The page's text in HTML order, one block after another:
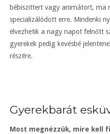
bébiszittert vagy animátort, ma
specializálódott erre. Mindenki
élvezhetik a nagy napot felnőtt
gyerekek pedig kevésbé
részére.
Gyerekbarát
Most megnézzük, mire kell